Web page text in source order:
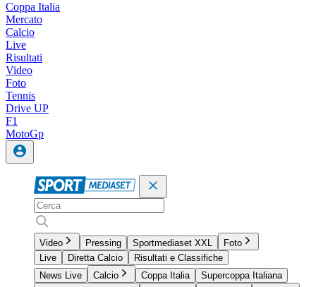
Coppa Italia
Mercato
Calcio
Live
Risultati
Video
Foto
Tennis
Drive UP
F1
MotoGp
Video Pressing Sportmediaset XXL
Foto
Live
Diretta Calcio
Risultati e Classifiche
News Live
Calcio Coppa Italia
Supercoppa Italiana